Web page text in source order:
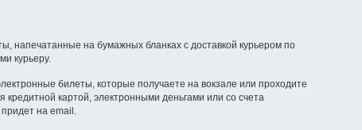
напечатанные на бумажных бланках с доставкой курьером по
курьеру.
билеты, которые получаете на вокзале или проходите
картой, электронными деньгами или со счета
на email.